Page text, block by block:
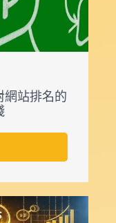
網站排名的